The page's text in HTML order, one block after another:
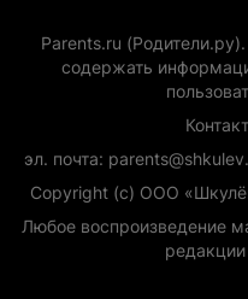
Parents.ru
содержать
эл. почта:
Copyright (с) ООО
Любое воспроизведение